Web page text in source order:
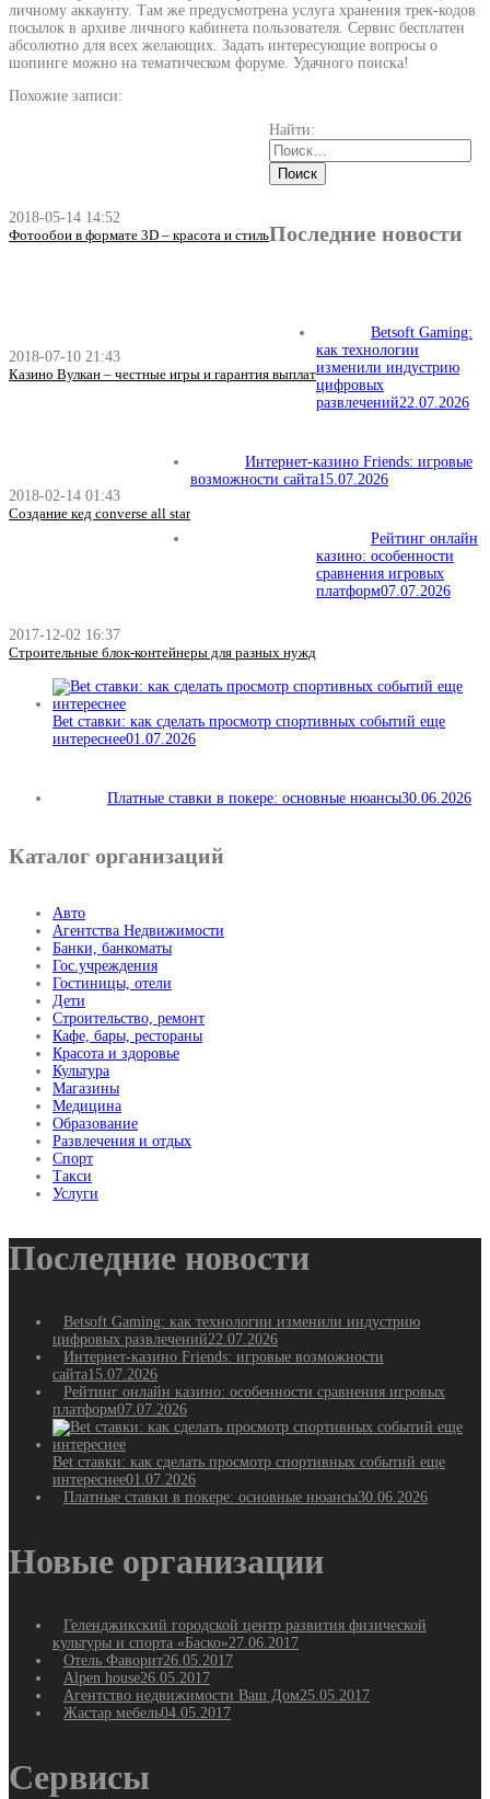
личному аккаунту. Там же предусмотрена услуга хранения трек-кодов
посылок в архиве личного кабинета пользователя. Сервис бесплатен
абсолютно для всех желающих. Задать интересующие вопросы о
шопинге можно на тематическом форуме. Удачного поиска!
Похожие записи:
2018-05-14 14:52
Фотообои в формате 3D – красота и стиль
2018-07-10 21:43
Казино Вулкан – честные игры и гарантия выплат
2018-02-14 01:43
Создание кед converse all star
2017-12-02 16:37
Строительные блок-контейнеры для разных нужд
Найти:
Последние новости
Betsoft Gaming:
как технологии
изменили индустрию
цифровых
развлечений22.07.2026
Интернет-казино Friends: игровые
возможности сайта15.07.2026
Рейтинг онлайн
казино: особенности
сравнения игровых
платформ07.07.2026
Bet ставки: как сделать просмотр спортивных событий еще
интереснее01.07.2026
Платные ставки в покере: основные нюансы30.06.2026
Каталог организаций
Авто
Агентства Недвижимости
Банки, банкоматы
Гос.учреждения
Гостиницы, отели
Дети
Строительство, ремонт
Кафе, бары, рестораны
Красота и здоровье
Культура
Магазины
Медицина
Образование
Развлечения и отдых
Спорт
Такси
Услуги
Последние новости
Betsoft Gaming: как технологии изменили индустрию
цифровых развлечений22.07.2026
Интернет-казино Friends: игровые возможности
сайта15.07.2026
Рейтинг онлайн казино: особенности сравнения игровых
платформ07.07.2026
Bet ставки: как сделать просмотр спортивных событий еще
интереснее01.07.2026
Платные ставки в покере: основные нюансы30.06.2026
Новые организации
Геленджикский городской центр развития физической
культуры и спорта «Баско»27.06.2017
Отель Фаворит26.05.2017
Alpen house26.05.2017
Агентство недвижимости Ваш Дом25.05.2017
Жастар мебель04.05.2017
Сервисы